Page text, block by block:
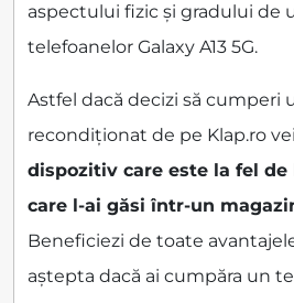
aspectului fizic și gradului de
telefoanelor Galaxy A13 5G.
Astfel dacă decizi să cumperi
recondiționat de pe Klap.ro
dispozitiv care este la fel de
care l-ai găsi într-un
Beneficiezi de toate
aștepta dacă ai cumpăra un